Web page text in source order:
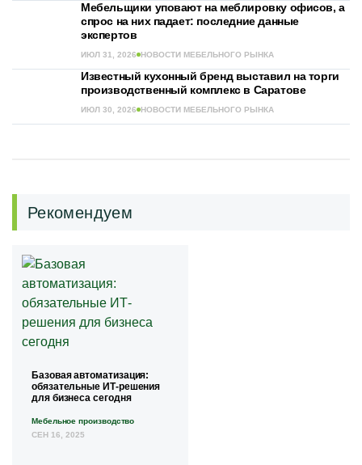
Мебельщики уповают на меблировку офисов, а
спрос на них падает: последние данные
экспертов
ИЮЛ 31, 2026 НОВОСТИ МЕБЕЛЬНОГО РЫНКА
Известный кухонный бренд выставил на торги
производственный комплекс в Саратове
ИЮЛ 30, 2026 НОВОСТИ МЕБЕЛЬНОГО РЫНКА
Рекомендуем
Базовая автоматизация:
обязательные ИТ-решения
для бизнеса сегодня
Мебельное производство
СЕН 16, 2025